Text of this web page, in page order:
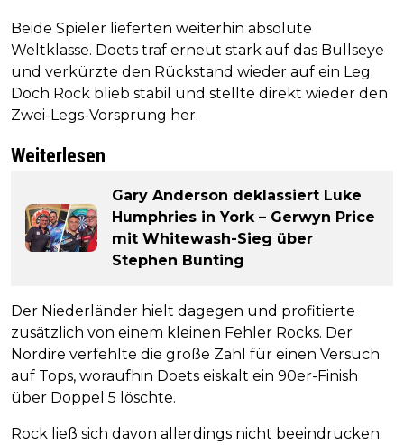
Beide Spieler lieferten weiterhin absolute
Weltklasse. Doets traf erneut stark auf das Bullseye
und verkürzte den Rückstand wieder auf ein Leg.
Doch Rock blieb stabil und stellte direkt wieder den
Zwei-Legs-Vorsprung her.
Weiterlesen
Gary Anderson deklassiert Luke
Humphries in York – Gerwyn Price
mit Whitewash-Sieg über
Stephen Bunting
Der Niederländer hielt dagegen und profitierte
zusätzlich von einem kleinen Fehler Rocks. Der
Nordire verfehlte die große Zahl für einen Versuch
auf Tops, woraufhin Doets eiskalt ein 90er-Finish
über Doppel 5 löschte.
Rock ließ sich davon allerdings nicht beeindrucken.